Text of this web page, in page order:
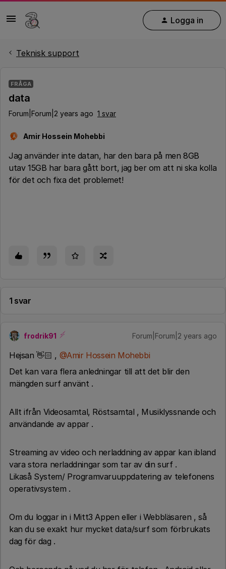
Logga in
Teknisk support
FRÅGA
data
Forum|Forum|2 years ago 1 svar
A Amir Hossein Mohebbi
Jag använder inte datan, har den bara på men 8GB
utav 15GB har bara gått bort, jag ber om att ni ska kolla
för det och fixa det problemet!
1 svar
frodrik91 Forum|Forum|2 years ago
Hejsan 👋🏻 , @Amir Hossein Mohebbi
Det kan vara flera anledningar till att det blir den
mängden surf använt .
Allt ifrån Videosamtal, Röstsamtal , Musiklyssnande och
användande av appar .
Streaming av video och nerladdning av appar kan ibland
vara stora nerladdningar som tar av din surf .
Likaså System/ Programvaruuppdatering av telefonens
operativsystem .
Om du loggar in i Mitt3 Appen eller i Webbläsaren , så
kan du se exakt hur mycket data/surf som förbrukats
dag för dag .